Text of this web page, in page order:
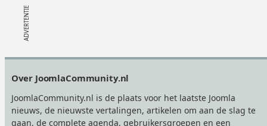
Over JoomlaCommunity.nl
JoomlaCommunity.nl is de plaats voor het laatste Joomla
nieuws, de nieuwste vertalingen, artikelen om aan de slag te
gaan, de complete agenda, gebruikersgroepen en een